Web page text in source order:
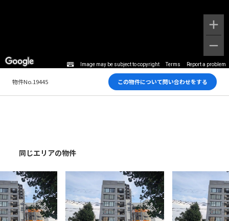
Image may be subject to copyright Terms Report a problem
物件No.19445 この物件について問い合わせをする
同じエリアの物件